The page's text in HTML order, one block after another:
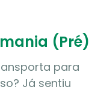
(Pré)
para
Já sentiu